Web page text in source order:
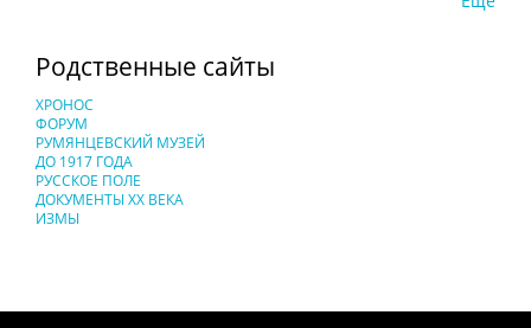
Родственные сайты
ХРОНОС
ФОРУМ
РУМЯНЦЕВСКИЙ МУЗЕЙ
ДО 1917 ГОДА
РУССКОЕ ПОЛЕ
ДОКУМЕНТЫ XX ВЕКА
ИЗМЫ